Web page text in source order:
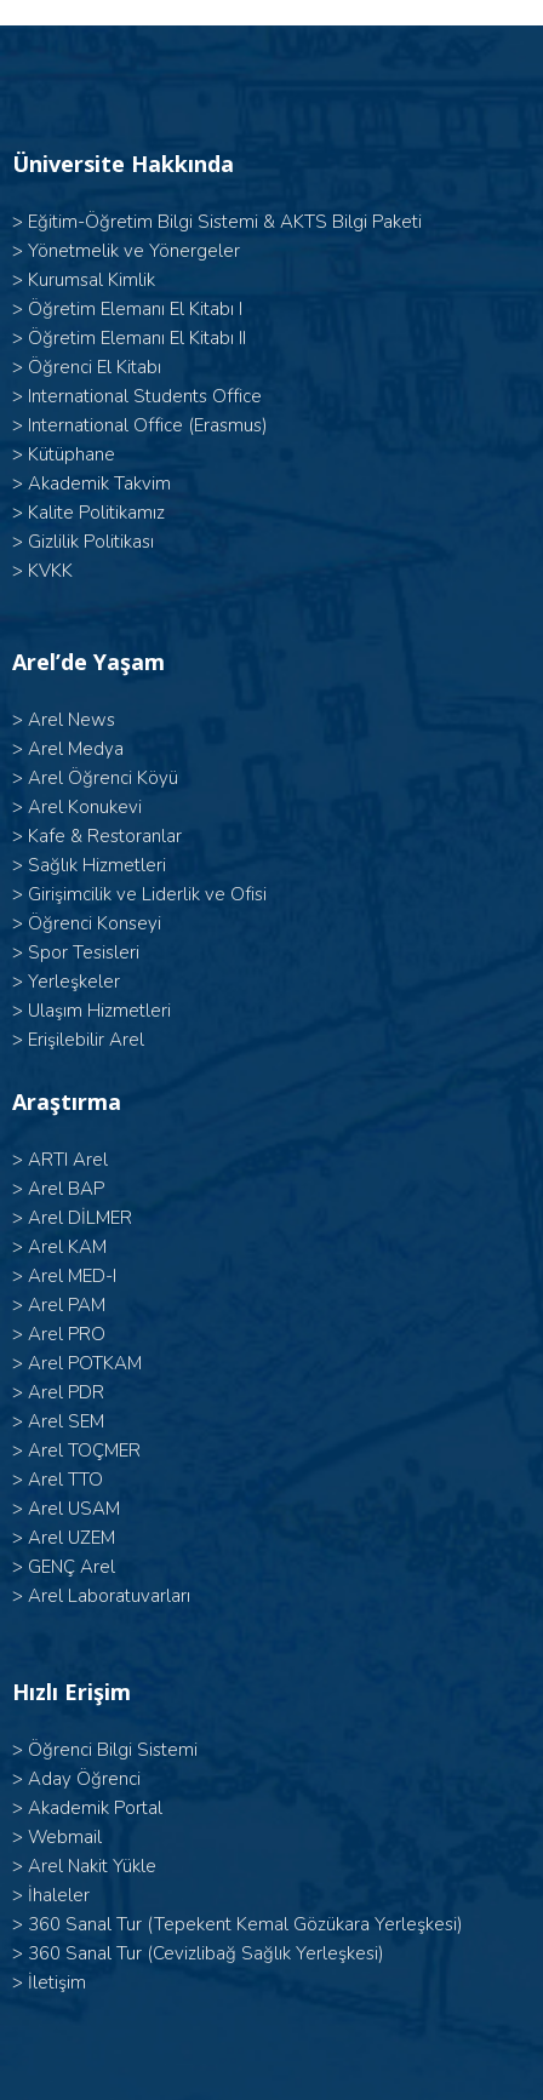
Üniversite Hakkında
> Eğitim-Öğretim Bilgi Sistemi & AKTS Bilgi Paketi
> Yönetmelik ve Yönergeler
> Kurumsal Kimlik
> Öğretim Elemanı El Kitabı I
> Öğretim Elemanı El Kitabı II
> Öğrenci El Kitabı
> International Students Office
> International Office (Erasmus)
> Kütüphane
> Akademik Takvim
> Kalite Politikamız
> Gizlilik Politikası
> KVKK
Arel’de Yaşam
> Arel News
> Arel Medya
> Arel Öğrenci Köyü
> Arel Konukevi
> Kafe & Restoranlar
> Sağlık Hizmetleri
> Girişimcilik ve Liderlik ve Ofisi
> Öğrenci Konseyi
> Spor Tesisleri
> Yerleşkeler
> Ulaşım Hizmetleri
> Erişilebilir Arel
Araştırma
> ARTI Arel
> Arel BAP
> Arel DİLMER
> Arel KAM
> Arel MED-I
> Arel PAM
> Arel PRO
> Arel POTKAM
> Arel PDR
> Arel SEM
> Arel TOÇMER
> Arel TTO
> Arel USAM
> Arel UZEM
> GENÇ Arel
> Arel Laboratuvarları
Hızlı Erişim
> Öğrenci Bilgi Sistemi
> Aday Öğrenci
> Akademik Portal
> Webmail
> Arel Nakit Yükle
> İhaleler
> 360 Sanal Tur (Tepekent Kemal Gözükara Yerleşkesi)
> 360 Sanal Tur (Cevizlibağ Sağlık Yerleşkesi)
> İletişim